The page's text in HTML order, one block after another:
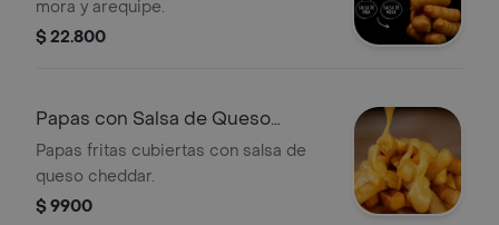
mora y arequipe.
$ 22.800
Papas con Salsa de Queso
Cheddar
Papas fritas cubiertas con salsa de
queso cheddar.
$ 9900